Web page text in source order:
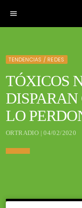
menu
TENDENCIAS / REDES
TÓXICOS
DISPARAN
LO
ORTRADIO | 04/02/2020